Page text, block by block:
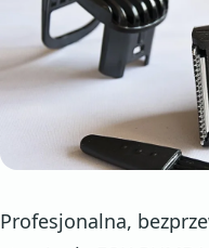
Profesjonalna,